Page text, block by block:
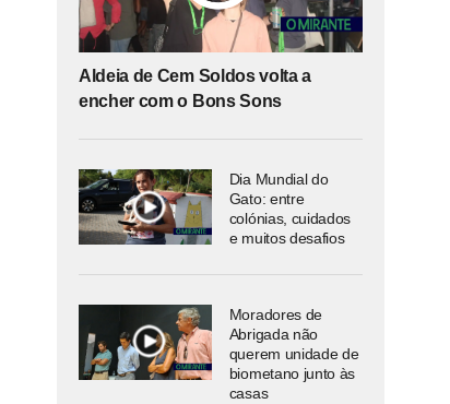
Aldeia de Cem Soldos volta a
encher com o Bons Sons
Dia Mundial do
Gato: entre
colónias, cuidados
e muitos desafios
Moradores de
Abrigada não
querem unidade de
biometano junto às
casas